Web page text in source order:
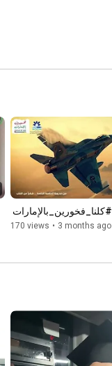
#كلنا_فخورين_بالإمارات
170 views • 3 months ago